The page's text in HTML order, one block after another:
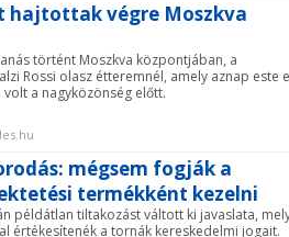
hajtottak végre Moszkva
történt Moszkva központjában, a
Rossi olasz étteremnél, amely aznap este
a nagyközönség előtt.
mégsem fogják a
termékként kezelni
példátlan tiltakozást váltott ki javaslata,
értékesítenék a tornák kereskedelmi jogait.